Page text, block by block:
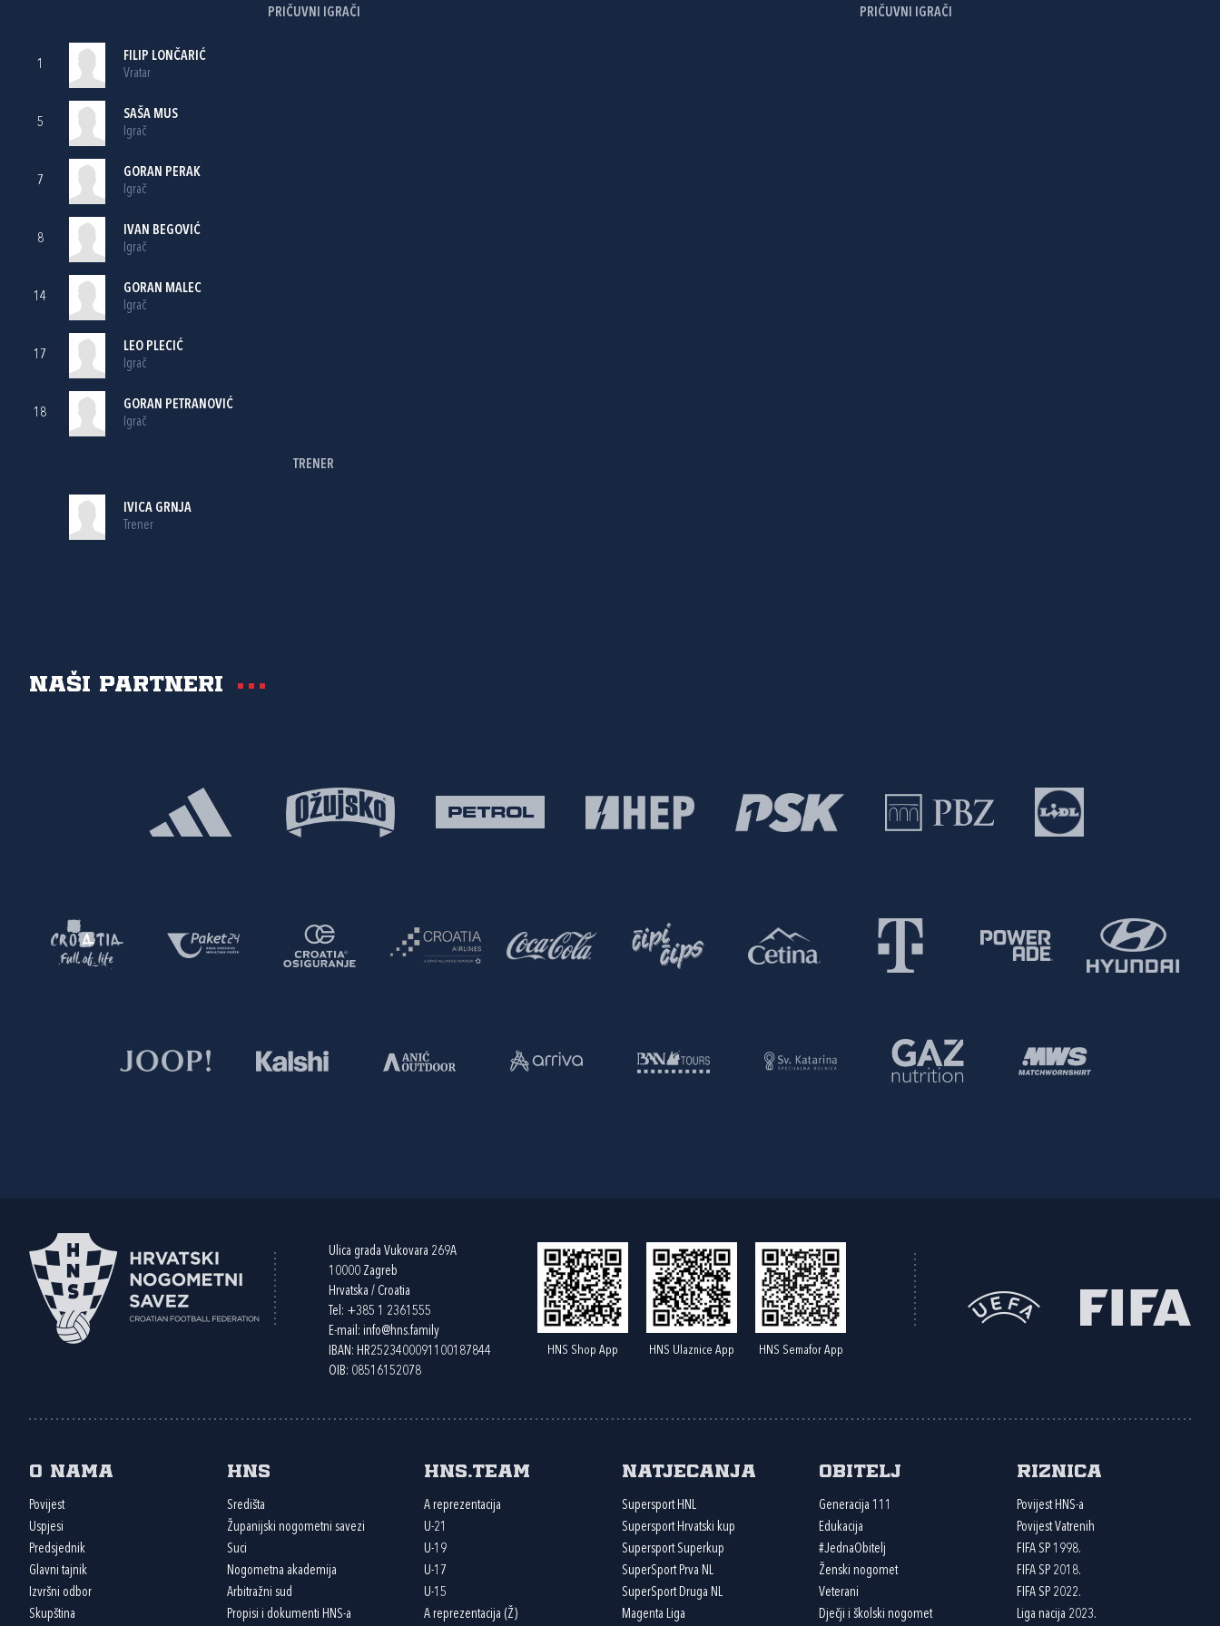
PRIČUVNI IGRAČI
1
FILIP LONČARIĆ
Vratar
5
SAŠA MUS
Igrač
7
GORAN PERAK
Igrač
8
IVAN BEGOVIĆ
Igrač
14
GORAN MALEC
Igrač
17
LEO PLECIĆ
Igrač
18
GORAN PETRANOVIĆ
Igrač
TRENER
IVICA GRNJA
Trener
PRIČUVNI IGRAČI
Naši partneri
Ulica grada Vukovara 269A
10000 Zagreb
Hrvatska / Croatia
Tel: +385 1 2361555
E-mail: info@hns.family
IBAN: HR2523400091100187844
OIB: 08516152078
HNS Shop App HNS Ulaznice App HNS Semafor App
O nama
Povijest
Uspjesi
Predsjednik
Glavni tajnik
Izvršni odbor
Skupština
HNS
Središta
Županijski nogometni savezi
Suci
Nogometna akademija
Arbitražni sud
Propisi i dokumenti HNS-a
HNS.team
A reprezentacija
U-21
U-19
U-17
U-15
A reprezentacija (Ž)
Natjecanja
Supersport HNL
Supersport Hrvatski kup
Supersport Superkup
SuperSport Prva NL
SuperSport Druga NL
Magenta Liga
Obitelj
Generacija 111
Edukacija
#JednaObitelj
Ženski nogomet
Veterani
Dječji i školski nogomet
Riznica
Povijest HNS-a
Povijest Vatrenih
FIFA SP 1998.
FIFA SP 2018.
FIFA SP 2022.
Liga nacija 2023.